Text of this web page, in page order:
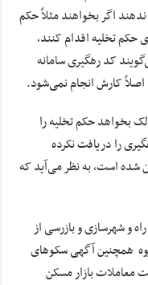
اگر بخواهند مثلاً حکم
حکم تخلیه اقدام کنند،
کد رهگیری سامانه
اصلاً کارش انجام نمی‌شود.
بخواهد حکم تخلیه را
را دریافت نکرده
شده است، به نظر می‌آید که
و شهرسازی و بازرسی از
همچنین آگهی سکوهای
معاملات بازار مسکن